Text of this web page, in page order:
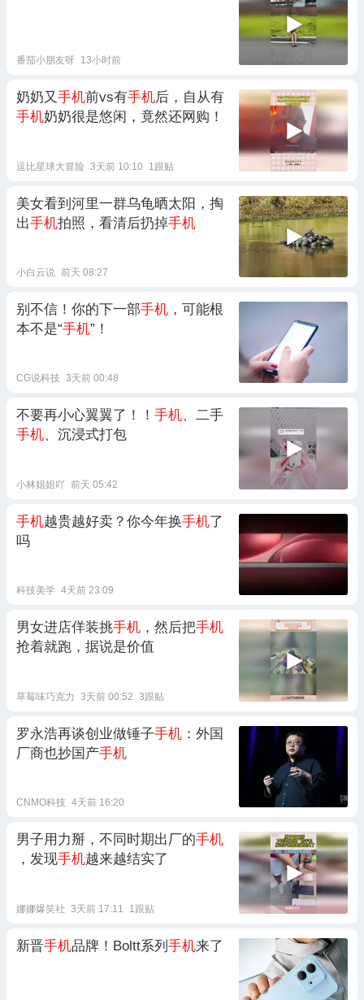
番茄小朋友呀 13小时前
奶奶又手机前vs有手机后，自从有
手机奶奶很是悠闲，竟然还网购！
逗比星球大冒险 3天前 10:10 1跟贴
美女看到河里一群乌龟晒太阳，掏
出手机拍照，看清后扔掉手机
小白云说 前天 08:27
别不信！你的下一部手机 ，可能根
本不是“手机”！
CG说科技 3天前 00:48
不要再小心翼翼了！！ 手机、二手
手机、沉浸式打包
小林姐姐吖 前天 05:42
手机越贵越好卖？你今年换手机了
吗
科技美学 4天前 23:09
男女进店佯装挑手机 ，然后把手机
抢着就跑，据说是价值
草莓味巧克力 3天前 00:52 3跟贴
罗永浩再谈创业做锤子手机 ：外国
厂商也抄国产手机
CNMO科技 4天前 16:20
男子用力掰，不同时期出厂的手机
，发现手机越来越结实了
娜娜爆笑社 3天前 17:11 1跟贴
新晋手机品牌！Boltt系列 手机来了